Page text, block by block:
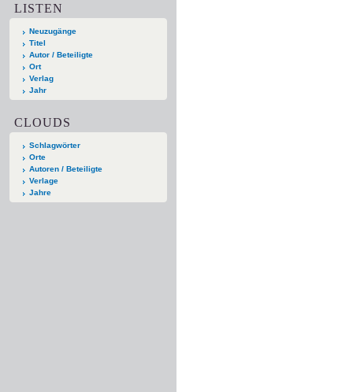
LISTEN
Neuzugänge
Titel
Autor / Beteiligte
Ort
Verlag
Jahr
CLOUDS
Schlagwörter
Orte
Autoren / Beteiligte
Verlage
Jahre